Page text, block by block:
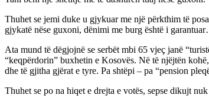
Thuhet se jemi duke u gjykuar me një përkthim të
gjykatë nëse guxoni, dënimi me burg është i
Ata mund të dëgjojnë se serbët mbi 65 vjeç janë
“keqpërdorin” buxhetin e Kosovës. Në të njëjtën
dhe të gjitha gjërat e tyre. Pa shtëpi – pa “pension
Thuhet se po na hiqet e drejta e votës, sepse dikujt